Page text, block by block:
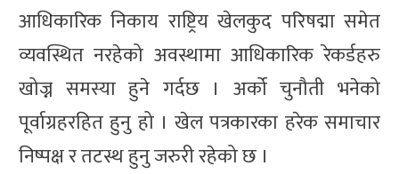
आधिकारिक निकाय राष्ट्रिय खेलकुद परिषद्मा समेत
व्यवस्थित नरहेको अवस्थामा आधिकारिक रेकर्डहरु
खोज्न समस्या हुने गर्दछ । अर्को चुनौती भनेको
पूर्वाग्रहरहित हुनु हो । खेल पत्रकारका हरेक समाचार
निष्पक्ष र तटस्थ हुनु जरुरी रहेको छ ।